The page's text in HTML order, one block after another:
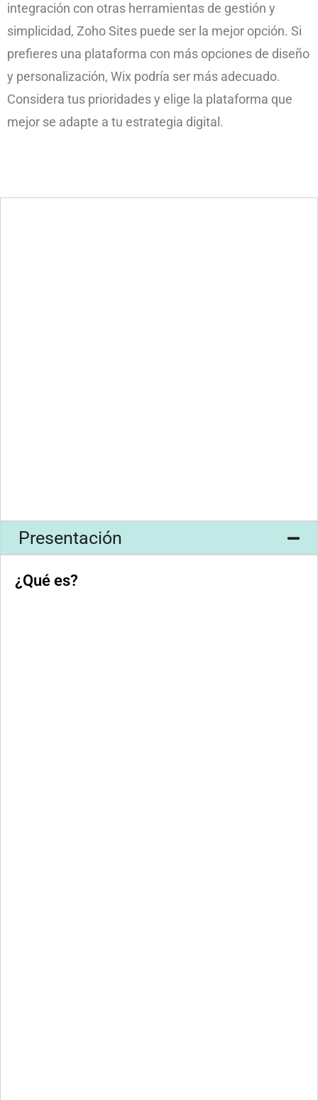
integración con otras herramientas de gestión y
simplicidad, Zoho Sites puede ser la mejor opción. Si
prefieres una plataforma con más opciones de diseño
y personalización, Wix podría ser más adecuado.
Considera tus prioridades y elige la plataforma que
mejor se adapte a tu estrategia digital.
Presentación
¿Qué es?